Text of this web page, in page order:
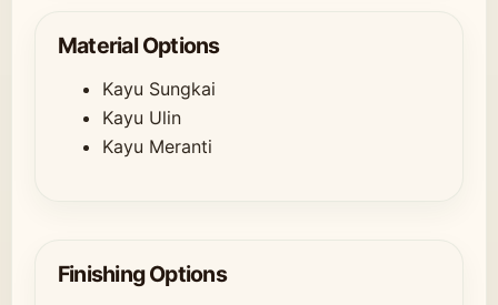
Material Options
Kayu Sungkai
Kayu Ulin
Kayu Meranti
Finishing Options